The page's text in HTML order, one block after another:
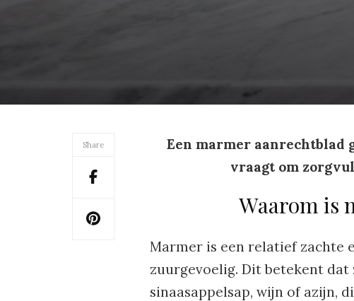
Share
Een marmer aanrechtblad
vraagt om
Waarom is
Marmer is een relatief zachte
zuurgevoelig. Dit betekent
sinaasappelsap, wijn of azijn,